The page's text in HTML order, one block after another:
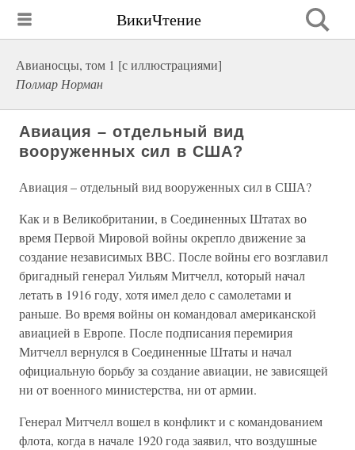
ВикиЧтение
Авианосцы, том 1 [с иллюстрациями]
Полмар Норман
Авиация – отдельный вид
вооруженных сил в США?
Авиация – отдельный вид вооруженных сил в США?
Как и в Великобритании, в Соединенных Штатах во
время Первой Мировой войны окрепло движение за
создание независимых ВВС. После войны его возглавил
бригадный генерал Уильям Митчелл, который начал
летать в 1916 году, хотя имел дело с самолетами и
раньше. Во время войны он командовал американской
авиацией в Европе. После подписания перемирия
Митчелл вернулся в Соединенные Штаты и начал
официальную борьбу за создание авиации, не зависящей
ни от военного министерства, ни от армии.
Генерал Митчелл вошел в конфликт и с командованием
флота, когда в начале 1920 года заявил, что воздушные